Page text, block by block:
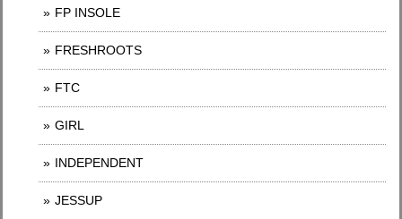
FP INSOLE
FRESHROOTS
FTC
GIRL
INDEPENDENT
JESSUP